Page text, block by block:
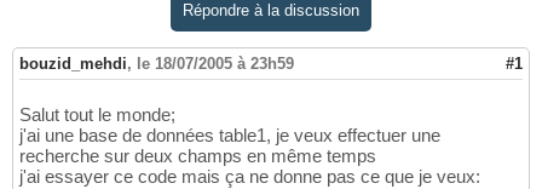
Répondre à la discussion
bouzid_mehdi, le 18/07/2005 à 23h59 #1
Salut tout le monde;
j'ai une base de données table1, je veux effectuer une
recherche sur deux champs en même temps
j'ai essayer ce code mais ça ne donne pas ce que je veux: